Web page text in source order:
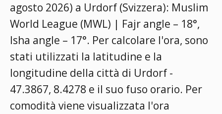
agosto 2026) a Urdorf (Svizzera): Muslim
World League (MWL) | Fajr angle – 18°,
Isha angle – 17°. Per calcolare l'ora, sono
stati utilizzati la latitudine e la
longitudine della città di Urdorf -
47.3867, 8.4278 e il suo fuso orario. Per
comodità viene visualizzata l'ora